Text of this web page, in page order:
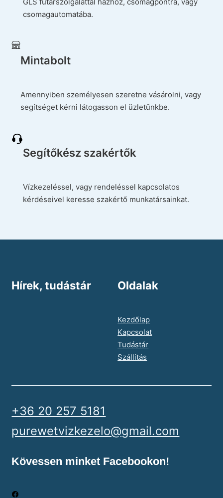
csomagautomatába.
Mintabolt
Amennyiben személyesen szeretne vásárolni, vagy
segítséget kérni látogasson el üzletünkbe.
Segítőkész szakértők
Vízkezeléssel, vagy rendeléssel kapcsolatos
kérdéseivel keresse szakértő munkatársainkat.
Hírek, tudástár Oldalak
Kezdőlap
Kapcsolat
Tudástár
Szállítás
+36 20 257 5181
purewetvizkezelo@gmail.com
Kövessen minket Facebookon!